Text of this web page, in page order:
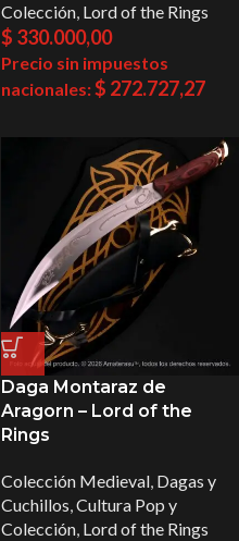
Colección, Lord of the Rings
$ 330.000,00
Precio sin impuestos
nacionales:$ 272.727,27
Daga Montaraz de
Aragorn – Lord of the
Rings
Colección Medieval, Dagas y
Cuchillos,Cultura Pop y
Colección, Lord of the Rings